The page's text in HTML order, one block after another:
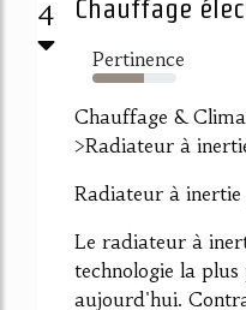
4
Chauffage
Pertinence
62%
Chauffage &
>Radiateur à
Radiateur à
Le radiateur à
technologie la
aujourd'hui.